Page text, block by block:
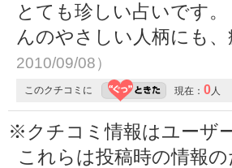
とても珍しい占いです
んのやさしい人柄にも
2010/09/08）
このクチコミに 現在： 0人
※クチコミ情報はユーザ
これらは投稿時の情報